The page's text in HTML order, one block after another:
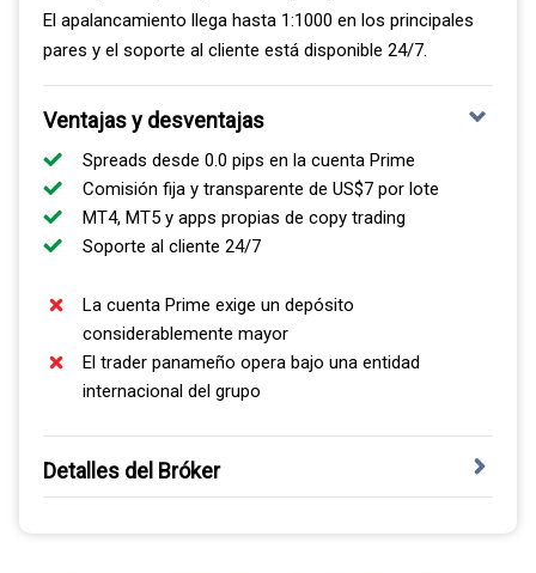
El apalancamiento llega hasta 1:1000 en los principales
pares y el soporte al cliente está disponible 24/7.
Ventajas y desventajas
Spreads desde 0.0 pips en la cuenta Prime
Comisión fija y transparente de US$7 por lote
MT4, MT5 y apps propias de copy trading
Soporte al cliente 24/7
La cuenta Prime exige un depósito
considerablemente mayor
El trader panameño opera bajo una entidad
internacional del grupo
Detalles del Bróker